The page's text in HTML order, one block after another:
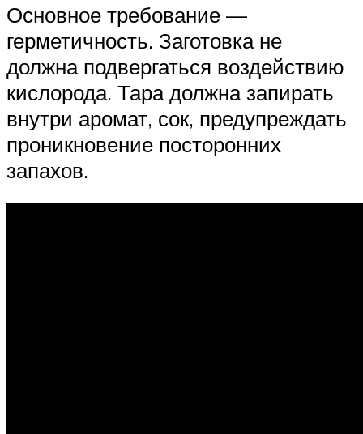
Основное требование —
герметичность. Заготовка не
должна подвергаться воздействию
кислорода. Тара должна запирать
внутри аромат, сок, предупреждать
проникновение посторонних
запахов.